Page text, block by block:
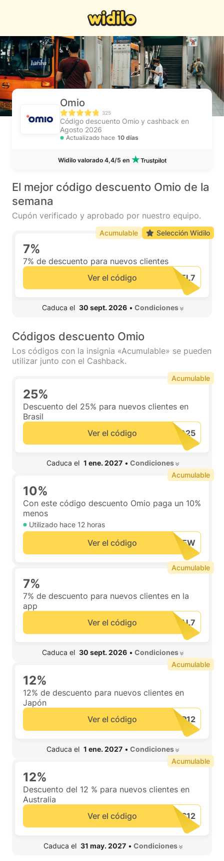
Omio
325
Código descuento Omio y cashback en
Agosto 2026
Actualizado hace 10 días
Widilo valorado 4,4/5 en
El mejor código descuento Omio de la
semana
Cupón verificado y aprobado por nuestro equipo.
7%
7% de descuento para nuevos clientes
Ver el código
Caduca el 30 sept. 2026 • Condiciones
Acumulable Selección Widilo
Códigos descuento Omio
Los códigos con la insignia «Acumulable» se pueden
utilizar junto con el Cashback.
25%
Descuento del 25% para nuevos clientes en
Brasil
Ver el código
Caduca el 1 ene. 2027 • Condiciones
Acumulable
10%
Con este código descuento Omio paga un 10%
menos
Utilizado hace 12 horas
Ver el código
Acumulable
7%
7% de descuento para nuevos clientes en la
app
Ver el código
Caduca el 30 sept. 2026 • Condiciones
Acumulable
12%
12% de descuento para nuevos clientes en
Japón
Ver el código
Caduca el 1 ene. 2027 • Condiciones
Acumulable
12%
Descuento del 12 % para nuevos clientes en
Australia
Ver el código
Caduca el 31 may. 2027 • Condiciones
Acumulable